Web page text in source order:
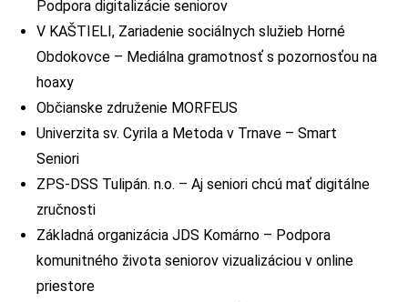
Podpora digitalizácie seniorov
V KAŠTIELI, Zariadenie sociálnych služieb Horné
Obdokovce – Mediálna gramotnosť s pozornosťou na
hoaxy
Občianske združenie MORFEUS
Univerzita sv. Cyrila a Metoda v Trnave – Smart
Seniori
ZPS-DSS Tulipán. n.o. – Aj seniori chcú mať digitálne
zručnosti
Základná organizácia JDS Komárno – Podpora
komunitného života seniorov vizualizáciou v online
priestore